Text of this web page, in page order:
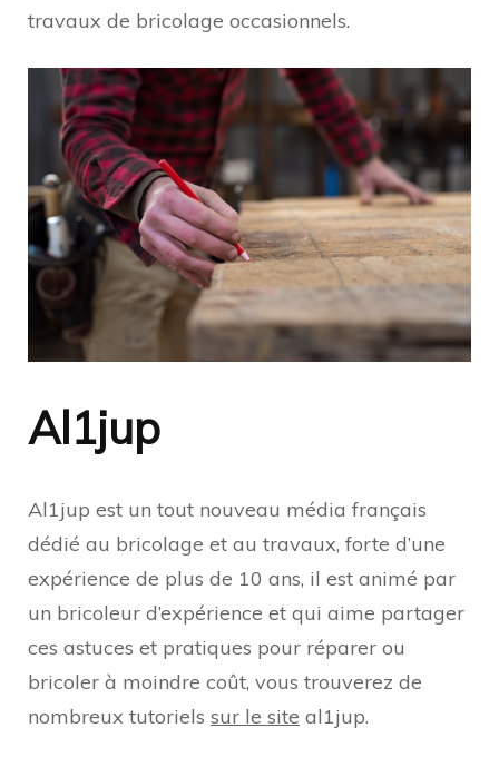
travaux de bricolage occasionnels.
Al1jup
Al1jup est un tout nouveau média français
dédié au bricolage et au travaux, forte d’une
expérience de plus de 10 ans, il est animé par
un bricoleur d’expérience et qui aime partager
ces astuces et pratiques pour réparer ou
bricoler à moindre coût, vous trouverez de
nombreux tutoriels sur le site al1jup.